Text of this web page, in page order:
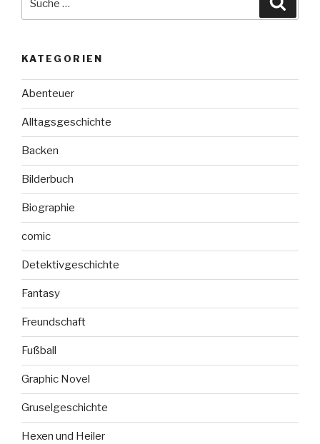
Anfang“
nach:
KATEGORIEN
Abenteuer
Alltagsgeschichte
Backen
Bilderbuch
Biographie
comic
Detektivgeschichte
Fantasy
Freundschaft
Fußball
Graphic Novel
Gruselgeschichte
Hexen und Heiler